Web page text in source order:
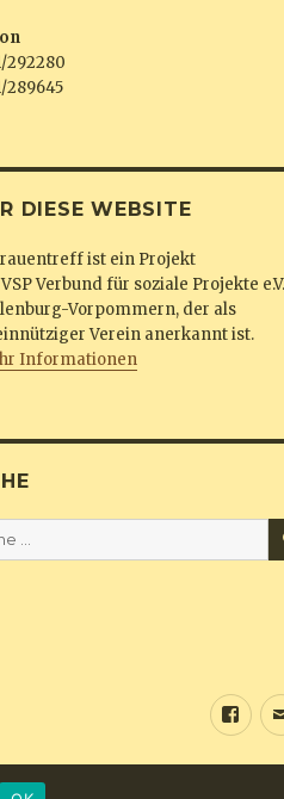
292280
289645
DIESE WEBSITE
ist ein Projekt
Verbund für soziale Projekte e.V.
Vorpommern, der als
Verein anerkannt ist.
Informationen